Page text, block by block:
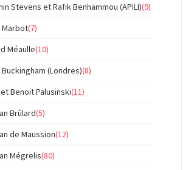
Stevens et Rafik Benhammou (APILI)(9)
Marbot(7)
Méaulle(10)
Buckingham (Londres)(8)
Benoit Palusinski(11)
Brûlard(5)
de Maussion(12)
Mégrelis(80)